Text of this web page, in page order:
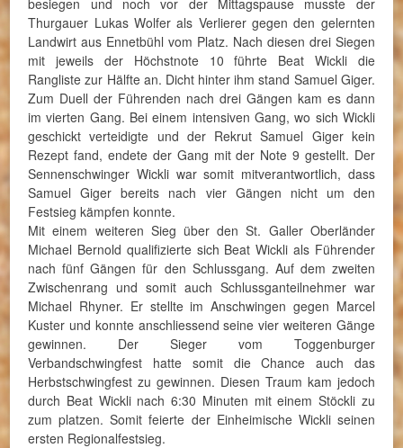
besiegen und noch vor der Mittagspause musste der
Thurgauer Lukas Wolfer als Verlierer gegen den gelernten
Landwirt aus Ennetbühl vom Platz. Nach diesen drei Siegen
mit jeweils der Höchstnote 10 führte Beat Wickli die
Rangliste zur Hälfte an. Dicht hinter ihm stand Samuel Giger.
Zum Duell der Führenden nach drei Gängen kam es dann
im vierten Gang. Bei einem intensiven Gang, wo sich Wickli
geschickt verteidigte und der Rekrut Samuel Giger kein
Rezept fand, endete der Gang mit der Note 9 gestellt. Der
Sennenschwinger Wickli war somit mitverantwortlich, dass
Samuel Giger bereits nach vier Gängen nicht um den
Festsieg kämpfen konnte.
Mit einem weiteren Sieg über den St. Galler Oberländer
Michael Bernold qualifizierte sich Beat Wickli als Führender
nach fünf Gängen für den Schlussgang. Auf dem zweiten
Zwischenrang und somit auch Schlussganteilnehmer war
Michael Rhyner. Er stellte im Anschwingen gegen Marcel
Kuster und konnte anschliessend seine vier weiteren Gänge
gewinnen. Der Sieger vom Toggenburger
Verbandschwingfest hatte somit die Chance auch das
Herbstschwingfest zu gewinnen. Diesen Traum kam jedoch
durch Beat Wickli nach 6:30 Minuten mit einem Stöckli zu
zum platzen. Somit feierte der Einheimische Wickli seinen
ersten Regionalfestsieg.